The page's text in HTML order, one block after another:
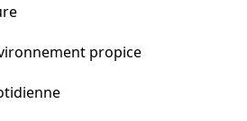
propice